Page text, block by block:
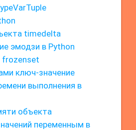
timedelta
эмодзи в Python
ключ-значение
выполнения в
объекта
переменным в